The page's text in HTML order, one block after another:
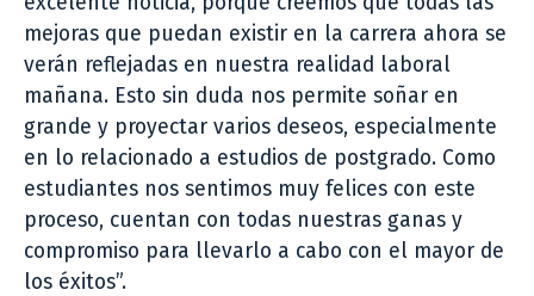
mejoras que puedan existir en la carrera ahora se
verán reflejadas en nuestra realidad laboral
mañana. Esto sin duda nos permite soñar en
grande y proyectar varios deseos, especialmente
en lo relacionado a estudios de postgrado. Como
estudiantes nos sentimos muy felices con este
proceso, cuentan con todas nuestras ganas y
compromiso para llevarlo a cabo con el mayor de
los éxitos”.